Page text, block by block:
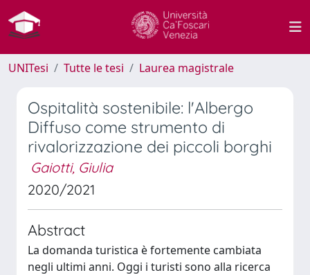
UNITesi Tutte le tesi Laurea magistrale
Ospitalità sostenibile: l'Albergo
Diffuso come strumento di
rivalorizzazione dei piccoli borghi
Gaiotti, Giulia
2020/2021
Abstract
La domanda turistica è fortemente cambiata
negli ultimi anni. Oggi i turisti sono alla ricerca